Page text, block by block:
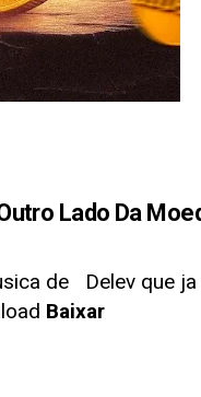
Lado Da
de
Delev que
Baixar